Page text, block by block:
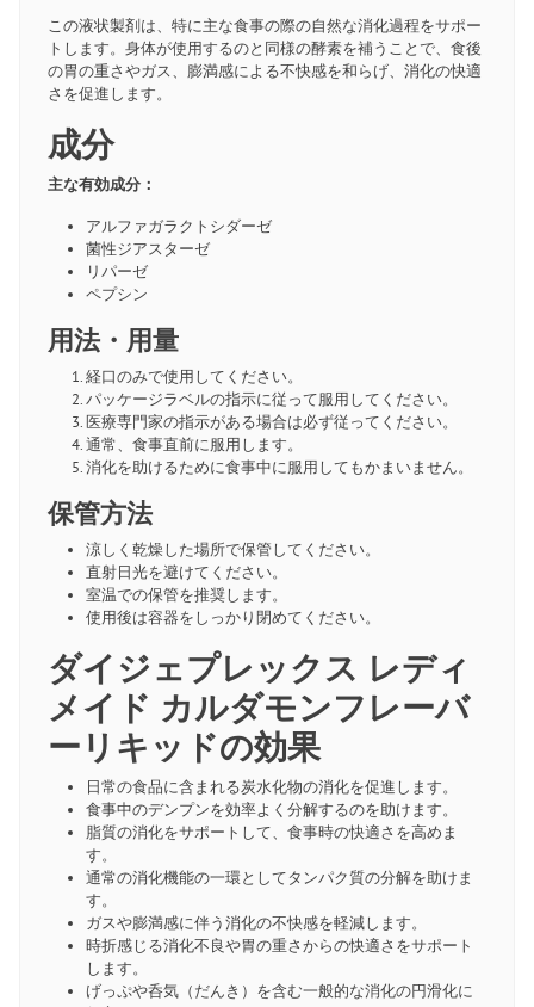
この液状製剤は、特に主な食事の際の自然な消化過程をサポー
トします。身体が使用するのと同様の酵素を補うことで、食後
の胃の重さやガス、膨満感による不快感を和らげ、消化の快適
さを促進します。
成分
主な有効成分：
アルファガラクトシダーゼ
菌性ジアスターゼ
リパーゼ
ペプシン
用法・用量
経口のみで使用してください。
パッケージラベルの指示に従って服用してください。
医療専門家の指示がある場合は必ず従ってください。
通常、食事直前に服用します。
消化を助けるために食事中に服用してもかまいません。
保管方法
涼しく乾燥した場所で保管してください。
直射日光を避けてください。
室温での保管を推奨します。
使用後は容器をしっかり閉めてください。
ダイジェプレックス レディ
メイド カルダモンフレーバ
ーリキッドの効果
日常の食品に含まれる炭水化物の消化を促進します。
食事中のデンプンを効率よく分解するのを助けます。
脂質の消化をサポートして、食事時の快適さを高めま
す。
通常の消化機能の一環としてタンパク質の分解を助けま
す。
ガスや膨満感に伴う消化の不快感を軽減します。
時折感じる消化不良や胃の重さからの快適さをサポート
します。
げっぷや呑気（だんき）を含む一般的な消化の円滑化に